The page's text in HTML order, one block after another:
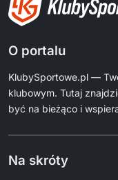
O portalu
KlubySportowe.pl —
klubowym. Tutaj
być na bieżąco i
Na skróty